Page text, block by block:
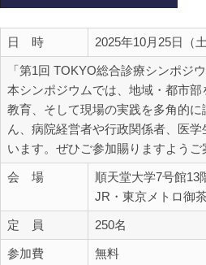
日 時 2025年10月25日（
「第1回 TOKYO総合診療シンポジ
本シンポジウムでは、地域・都市
教育、そして現場の実践を多角的
ん、病院経営者や行政関係者、医
います。ぜひご参加賜りますようご
会 場
順天堂大学7号館13
JR・東京メトロ御
定 員 250名
参加費 無料